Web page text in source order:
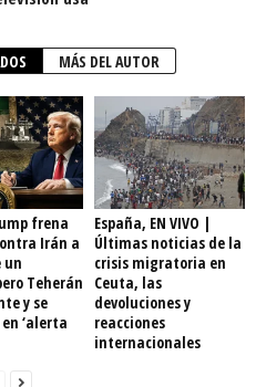
MÁS DEL AUTOR
frena
Irán a
un
Teherán
y se
‘alerta
España, EN VIVO |
Últimas noticias de la
crisis migratoria en
Ceuta, las
devoluciones y
reacciones
internacionales